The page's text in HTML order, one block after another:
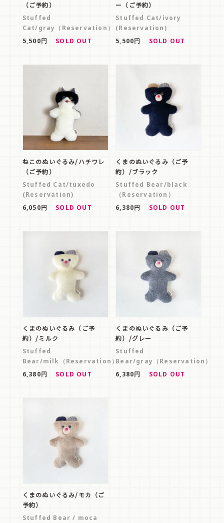
（ご予約）
Stuffed
Cat/gray（Reservation）
5,500円
SOLD OUT
ー（ご予約）
Stuffed Cat/ivory
(Reservation)
5,500円
SOLD OUT
ねこのぬいぐるみ/ハチワレ
（ご予約）
Stuffed Cat/tuxedo
(Reservation)
6,050円
SOLD OUT
くまのぬいぐるみ（ご予
約）/ブラック
Stuffed Bear/black
（Reservation）
6,380円
SOLD OUT
くまのぬいぐるみ（ご予
約）/ミルク
Stuffed
Bear/milk（Reservation）
6,380円
SOLD OUT
くまのぬいぐるみ（ご予
約）/グレー
Stuffed
Bear/gray（Reservation）
6,380円
SOLD OUT
くまのぬいぐるみ/モカ（ご
予約）
Stuffed Bear / moca